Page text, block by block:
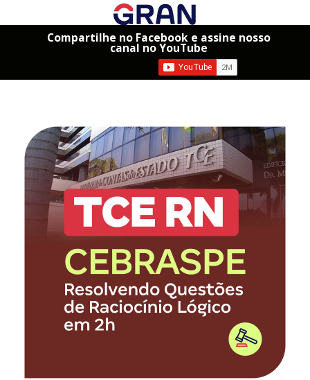
Compartilhe no Facebook e assine nosso
canal no YouTube